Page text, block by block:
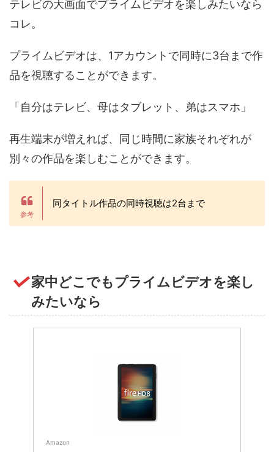
テレビの大画面でプライムビデオを楽しみたいなら
コレ。
プライムビデオは、1アカウントで同時に3台まで作
品を視聴することができます。
「自分はテレビ、母はタブレット、弟はスマホ」
再生端末が増えれば、同じ時間に家族それぞれが
別々の作品を楽しむことができます。
同タイトル作品の同時視聴は2台まで
家中どこでもプライムビデオを楽し
みたいなら
Amazon